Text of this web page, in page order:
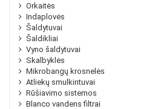
Orkaitės
Indaplovės
Šaldytuvai
Šaldikliai
Vyno šaldytuvai
Skalbyklės
Mikrobangų krosnelės
Atliekų smulkintuvai
Rūšiavimo sistemos
Blanco vandens filtrai